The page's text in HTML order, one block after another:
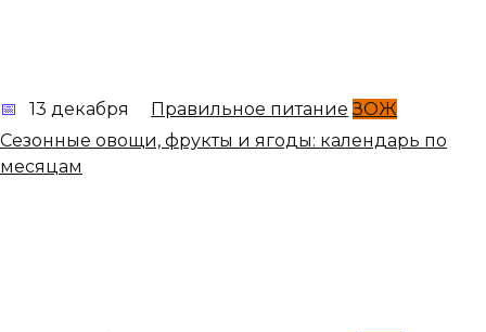
13 декабря Правильное питание ЗОЖ
Сезонные овощи, фрукты и ягоды: календарь по
месяцам